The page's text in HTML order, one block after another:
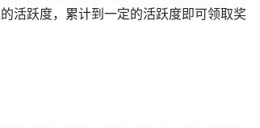
活跃度，累计到一定的活跃度即可领取奖